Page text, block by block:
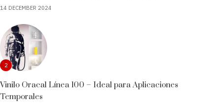
14 DECEMBER 2024
2
Vinilo Oracal Línea 100 – Ideal para Aplicaciones
Temporales